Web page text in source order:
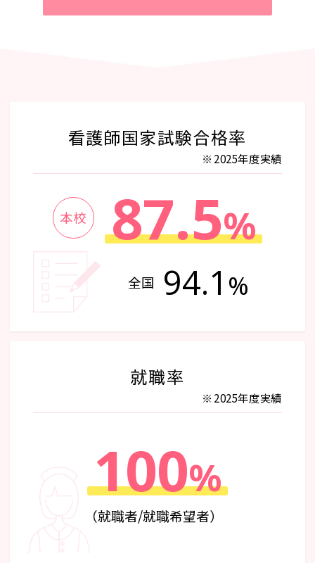
看護師国家試験合格率
2025年度実績
本校 87.5%
全国 94.1 %
就職率
2025年度実績
100%
（就職者/就職希望者）